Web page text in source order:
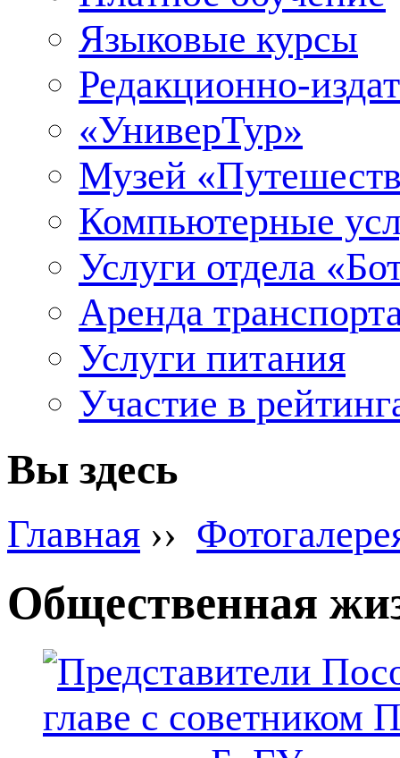
Языковые курсы
Редакционно-
«УниверТур»
Музей
Компьютерные
Услуги отдела
Аренда
Услуги питания
Участие в
Вы здесь
Главная ››
Общественная